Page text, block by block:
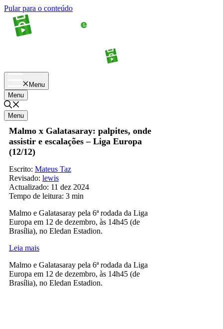
Pular para o conteúdo
Menu
Menu
Menu
Malmo x Galatasaray: palpites, onde
assistir e escalações – Liga Europa
(12/12)
Escrito: Mateus Taz
Revisado: lewis
Actualizado: 11 dez 2024
Tempo de leitura: 3 min
Malmo e Galatasaray pela 6ª rodada da Liga
Europa em 12 de dezembro, às 14h45 (de
Brasília), no Eledan Estadion.
Leia mais
Malmo e Galatasaray pela 6ª rodada da Liga
Europa em 12 de dezembro, às 14h45 (de
Brasília), no Eledan Estadion.